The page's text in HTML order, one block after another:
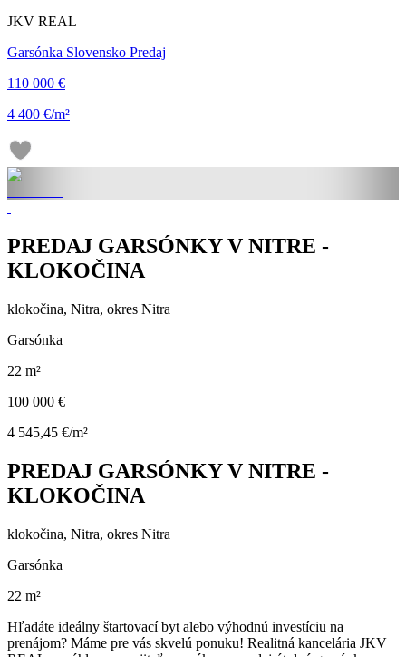
JKV REAL
Garsónka Slovensko Predaj
110 000 €
4 400 €/m²
PREDAJ GARSÓNKY V NITRE -
KLOKOČINA
klokočina, Nitra, okres Nitra
Garsónka
22 m²
100 000 €
4 545,45 €/m²
PREDAJ GARSÓNKY V NITRE -
KLOKOČINA
klokočina, Nitra, okres Nitra
Garsónka
22 m²
Hľadáte ideálny štartovací byt alebo výhodnú investíciu na
prenájom? Máme pre vás skvelú ponuku! Realitná kancelária JKV